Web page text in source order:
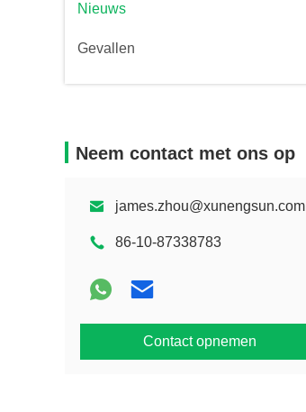
Nieuws
Gevallen
Neem contact met ons op
james.zhou@xunengsun.com
86-10-87338783
Contact opnemen